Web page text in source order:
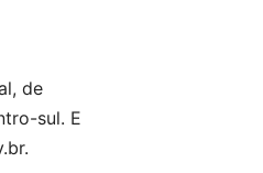
de
sul. E